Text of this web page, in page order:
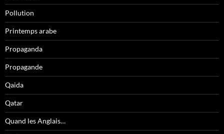
Pollution
Printemps arabe
Propaganda
Propagande
Qaida
Qatar
Quand les Anglais…